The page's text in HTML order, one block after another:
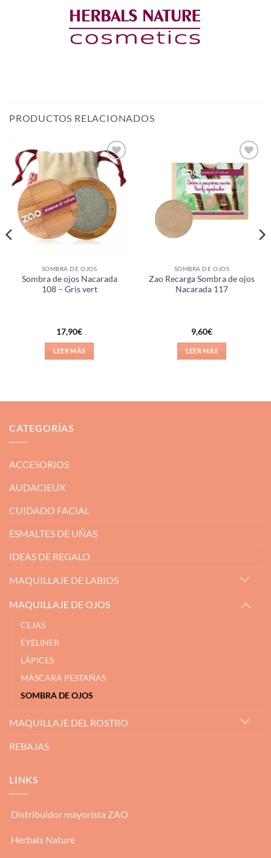
PRODUCTOS RELACIONADOS
Añadir
lista de
deseos
SOMBRA DE OJOS
Sombra de ojos Nacarada
108 – Gris vert
17,90€
LEER MÁS
Añadir
a la
lista de
deseos
SOMBRA DE OJOS
Zao Recarga Sombra de ojos
Nacarada 117
9,60€
LEER MÁS
CATEGORÍAS
ACCESORIOS
AUDACIEUX
CUIDADO FACIAL
ESMALTES DE UÑAS
IDEAS DE REGALO
MAQUILLAJE DE LABIOS
MAQUILLAJE DE OJOS
CEJAS
EYELINER
LÁPICES
MÁSCARA PESTAÑAS
SOMBRA DE OJOS
MAQUILLAJE DEL ROSTRO
REBAJAS
LINKS
Distribuidor mayorista ZAO
Herbals Nature